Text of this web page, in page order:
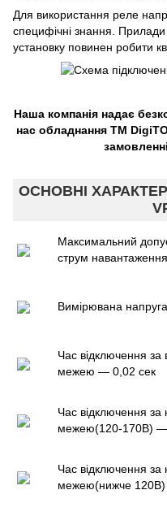
Для використання реле
специфічні знання.
установку повинен робити
Наша компанія надає
нас обладнання TM
ОСНОВНІ
Максимальний
струм
Вимірювана
Час відключення за
межею — 0,02 сек
Час відключення
межею(120-170В) —
Час відключення
межею(нижче